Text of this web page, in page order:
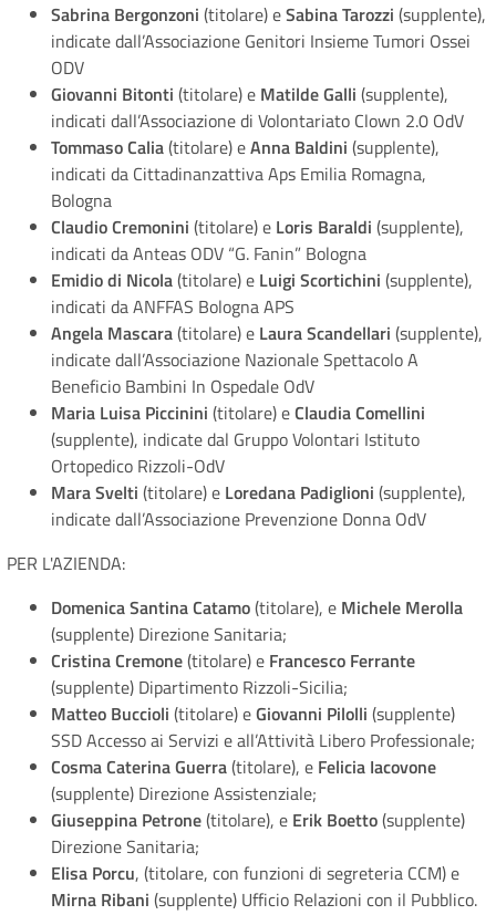
Sabrina Bergonzoni (titolare) eSabina Tarozzi (supplente),
indicate dall’Associazione Genitori Insieme Tumori Ossei
ODV
Giovanni Bitonti (titolare) e Matilde Galli (supplente),
indicati dall’Associazione di Volontariato Clown 2.0 OdV
Tommaso Calia(titolare) eAnna Baldini (supplente),
indicati da Cittadinanzattiva Aps Emilia Romagna,
Bologna
Claudio Cremonini (titolare) e Loris Baraldi (supplente),
indicati da Anteas ODV “G. Fanin” Bologna
Emidio di Nicola(titolare) e Luigi Scortichini (supplente),
indicati da ANFFAS Bologna APS
Angela Mascara(titolare) e Laura Scandellari (supplente),
indicate dall’Associazione Nazionale Spettacolo A
Beneficio Bambini In Ospedale OdV
Maria Luisa Piccinini (titolare) eClaudia Comellini
(supplente), indicate dal Gruppo Volontari Istituto
Ortopedico Rizzoli-OdV
Mara Svelti (titolare) e Loredana Padiglioni (supplente),
indicate dall’Associazione Prevenzione Donna OdV
PER L'AZIENDA:
Domenica Santina Catamo(titolare), e Michele Merolla
(supplente) Direzione Sanitaria;
Cristina Cremone(titolare) e Francesco Ferrante
(supplente) Dipartimento Rizzoli-Sicilia;
Matteo Buccioli (titolare) eGiovanni Pilolli (supplente)
SSD Accesso ai Servizi e all’Attività Libero Professionale;
Cosma Caterina Guerra(titolare), e Felicia Iacovone
(supplente) Direzione Assistenziale;
Giuseppina Petrone(titolare), e Erik Boetto(supplente)
Direzione Sanitaria;
Elisa Porcu, (titolare, con funzioni di segreteria CCM) e
Mirna Ribani (supplente) Ufficio Relazioni con il Pubblico.